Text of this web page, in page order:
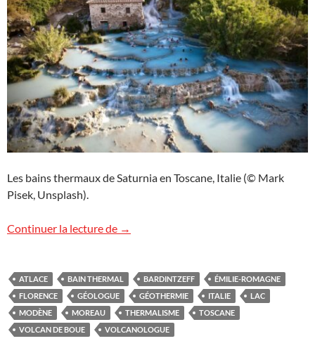
Les bains thermaux de Saturnia en Toscane, Italie (© Mark
Pisek, Unsplash).
Continuer la lecture de Voyage géologique exceptionnel en Italie
→
ATLACE BAIN THERMAL BARDINTZEFF
ÉMILIE-ROMAGNE
FLORENCE
GÉOLOGUE GÉOTHERMIE ITALIE
LAC
MODÈNE
MOREAU THERMALISME
TOSCANE
VOLCAN DE BOUE
VOLCANOLOGUE